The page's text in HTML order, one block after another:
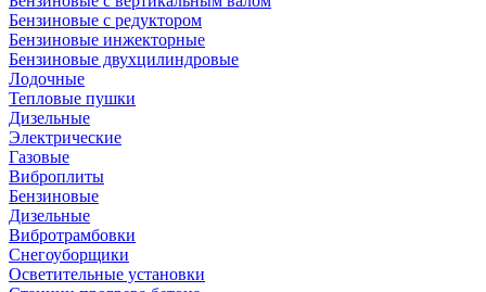
Бензиновые с редуктором
Бензиновые инжекторные
Бензиновые двухцилиндровые
Лодочные
Тепловые пушки
Дизельные
Электрические
Газовые
Виброплиты
Бензиновые
Дизельные
Вибротрамбовки
Снегоуборщики
Осветительные установки